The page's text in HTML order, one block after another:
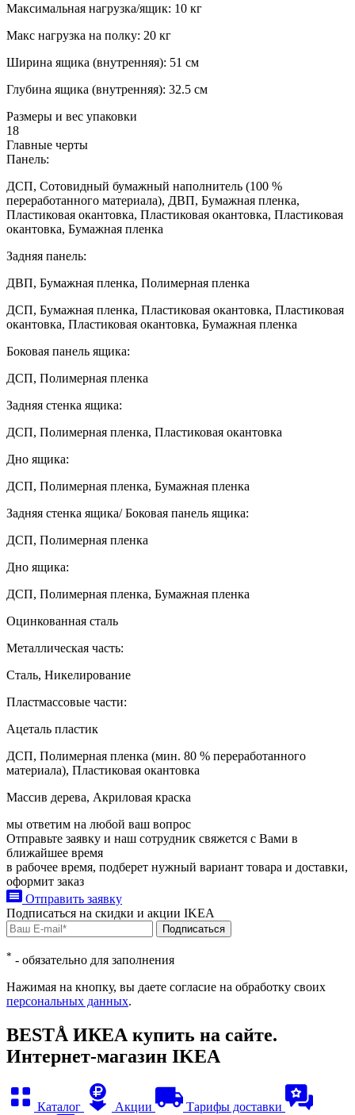
Максимальная нагрузка/ящик: 10 кг
Макс нагрузка на полку: 20 кг
Ширина ящика (внутренняя): 51 см
Глубина ящика (внутренняя): 32.5 см
Размеры и вес упаковки
18
Главные черты
Панель:
ДСП, Сотовидный бумажный наполнитель (100 %
переработанного материала), ДВП, Бумажная пленка,
Пластиковая окантовка, Пластиковая окантовка, Пластиковая
окантовка, Бумажная пленка
Задняя панель:
ДВП, Бумажная пленка, Полимерная пленка
ДСП, Бумажная пленка, Пластиковая окантовка, Пластиковая
окантовка, Пластиковая окантовка, Бумажная пленка
Боковая панель ящика:
ДСП, Полимерная пленка
Задняя стенка ящика:
ДСП, Полимерная пленка, Пластиковая окантовка
Дно ящика:
ДСП, Полимерная пленка, Бумажная пленка
Задняя стенка ящика/ Боковая панель ящика:
ДСП, Полимерная пленка
Дно ящика:
ДСП, Полимерная пленка, Бумажная пленка
Оцинкованная сталь
Металлическая часть:
Сталь, Никелирование
Пластмассовые части:
Ацеталь пластик
ДСП, Полимерная пленка (мин. 80 % переработанного
материала), Пластиковая окантовка
Массив дерева, Акриловая краска
мы ответим на любой ваш вопрос
Отправьте заявку и наш сотрудник свяжется с Вами в
ближайшее время
в рабочее время, подберет нужный вариант товара и доставки,
оформит заказ
Отправить заявку
Подписаться на скидки и акции IKEA
Подписаться
* - обязательно для заполнения
Нажимая на кнопку, вы даете согласие на обработку своих
персональных данных.
BESTÅ ИКЕА купить на сайте.
Интернет-магазин IKEA
Каталог Акции Тарифы доставки